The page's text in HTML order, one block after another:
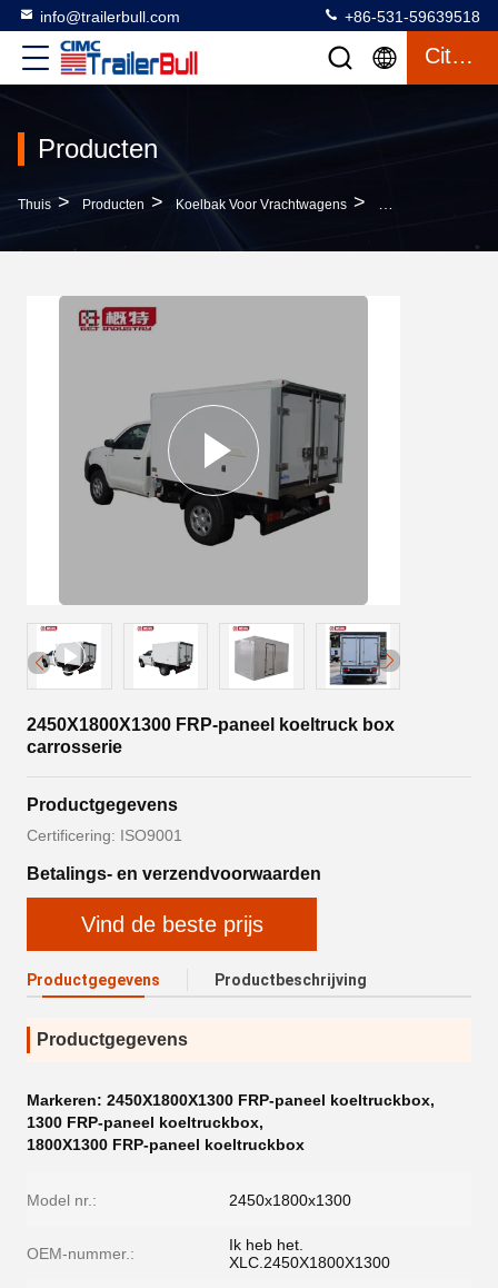
info@trailerbull.com +86-531-59639518
Citaat
Producten
Thuis > Producten > Koelbak Voor Vrachtwagens > 2450X1800X1300
2450X1800X1300 FRP-paneel koeltruck box
carrosserie
Productgegevens
Certificering: ISO9001
Betalings- en verzendvoorwaarden
Vind de beste prijs
Productgegevens Productbeschrijving
Productgegevens
Markeren: 2450X1800X1300 FRP-paneel koeltruckbox,
1300 FRP-paneel koeltruckbox,
1800X1300 FRP-paneel koeltruckbox
Model nr.: 2450x1800x1300
OEM-nummer.:
Ik heb het.
XLC.2450X1800X1300